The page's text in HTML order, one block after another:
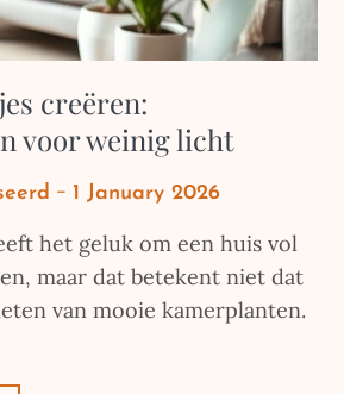
creëren:
voor weinig licht
Posted
1 January 2026
het geluk om een huis vol
maar dat betekent niet dat
van mooie kamerplanten.